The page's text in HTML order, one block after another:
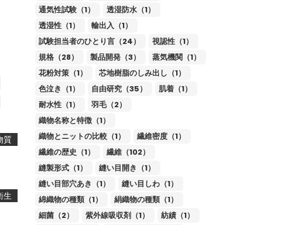
質
生
通気性試験（1）
透湿防水（1）
透湿性（1）
輸出入（1）
試験担当者のひとり言（24）
視認性（1）
規格（28）
製品開発（3）
蒸気機関（1）
花粉対策（1）
芯地樹脂のしみ出し（1）
色泣き（1）
自由研究（35）
肌着（1）
耐水性（1）
羽毛（2）
織物名称と特徴（1）
織物とニットの比較（1）
繊維密度（1）
繊維の歴史（1）
繊維（102）
縫製形式（1）
縫い目開き（1）
縫い目部穴あき（1）
縫い目しわ（1）
綿織物の種類（1）
絹織物の種類（1）
細菌（2）
紫外線吸収剤（1）
紡績（1）